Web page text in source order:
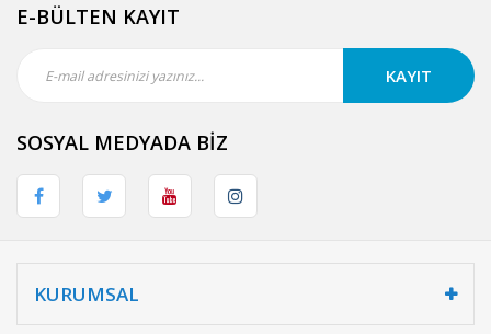
E-BÜLTEN KAYIT
KAYIT
SOSYAL MEDYADA BİZ
KURUMSAL